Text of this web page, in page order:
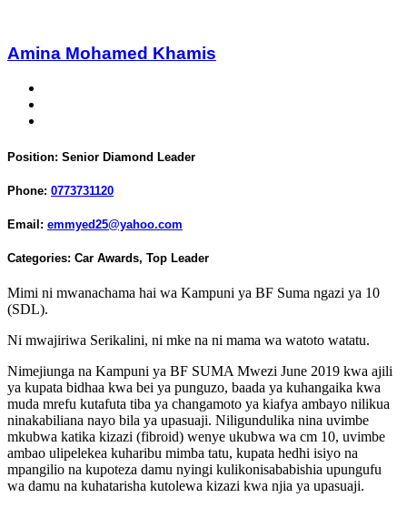
Amina Mohamed Khamis
Position: Senior Diamond Leader
Phone: 0773731120
Email: emmyed25@yahoo.com
Categories: Car Awards, Top Leader
Mimi ni mwanachama hai wa Kampuni ya BF Suma ngazi ya 10
(SDL).
Ni mwajiriwa Serikalini, ni mke na ni mama wa watoto watatu.
Nimejiunga na Kampuni ya BF SUMA Mwezi June 2019 kwa ajili
ya kupata bidhaa kwa bei ya punguzo, baada ya kuhangaika kwa
muda mrefu kutafuta tiba ya changamoto ya kiafya ambayo nilikua
ninakabiliana nayo bila ya upasuaji. Niligundulika nina uvimbe
mkubwa katika kizazi (fibroid) wenye ukubwa wa cm 10, uvimbe
ambao ulipelekea kuharibu mimba tatu, kupata hedhi isiyo na
mpangilio na kupoteza damu nyingi kulikonisababishia upungufu
wa damu na kuhatarisha kutolewa kizazi kwa njia ya upasuaji.